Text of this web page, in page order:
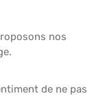
nos
de ne pas